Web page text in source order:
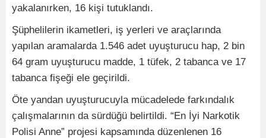
yakalanırken, 16 kişi tutuklandı.
Şüphelilerin ikametleri, iş yerleri ve araçlarında
yapılan aramalarda 1.546 adet uyuşturucu hap, 2 bin
64 gram uyuşturucu madde, 1 tüfek, 2 tabanca ve 17
tabanca fişeği ele geçirildi.
Öte yandan uyuşturucuyla mücadelede farkındalık
çalışmalarının da sürdüğü belirtildi. “En İyi Narkotik
Polisi Anne” projesi kapsamında düzenlenen 16